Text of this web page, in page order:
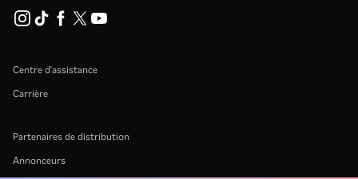
Centre d'assistance
Carrière
Partenaires de distribution
Annonceurs